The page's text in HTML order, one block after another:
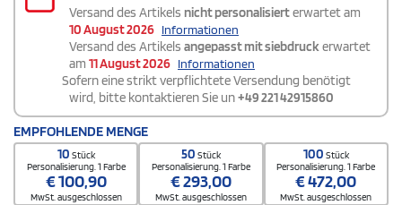
Versand des Artikels nicht personalisierterwartet am
10 August 2026 Informationen
Versand des Artikels angepasst mit siebdruckerwartet
am 11 August 2026 Informationen
Sofern eine strikt verpflichtete Versendung benötigt
wird, bitte kontaktieren Sie un+49 221 42915860
EMPFOHLENDE MENGE
10 Stück
Personalisierung. 1 Farbe
€100,90
MwSt. ausgeschlossen
50 Stück
Personalisierung. 1 Farbe
€293,00
MwSt. ausgeschlossen
100 Stück
Personalisierung. 1 Farbe
€472,00
MwSt. ausgeschlossen